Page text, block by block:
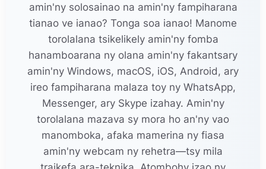
amin'ny solosainao na amin'ny fampiharana
tianao ve ianao? Tonga soa ianao! Manome
torolalana tsikelikely amin'ny fomba
hanamboarana ny olana amin'ny fakantsary
amin'ny Windows, macOS, iOS, Android, ary
ireo fampiharana malaza toy ny WhatsApp,
Messenger, ary Skype izahay. Amin'ny
torolalana mazava sy mora ho an'ny vao
manomboka, afaka mamerina ny fiasa
amin'ny webcam ny rehetra—tsy mila